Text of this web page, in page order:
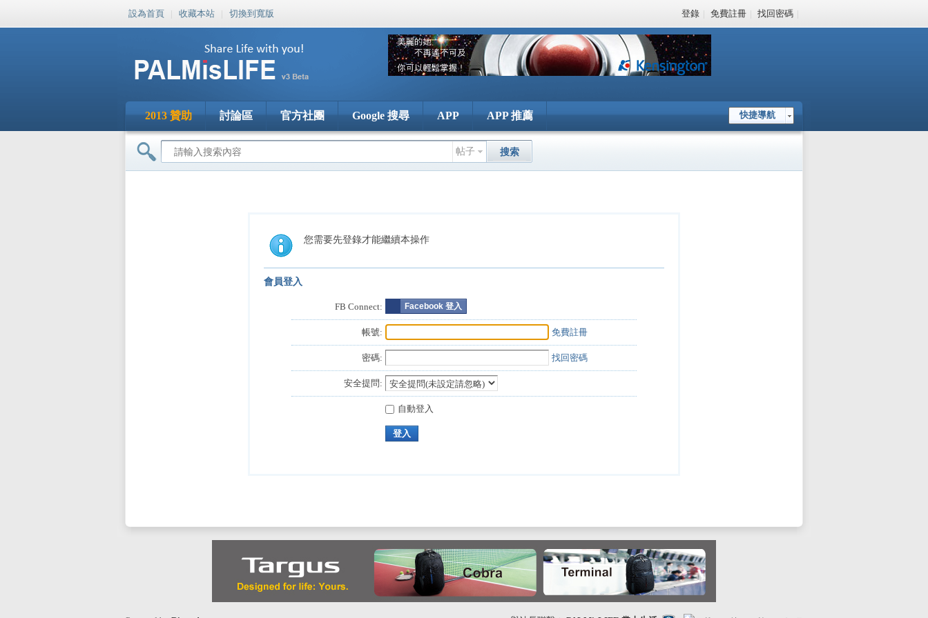
設為首頁 | 收藏本站 | 切換到寬版 登錄 | 免費註冊 | 找回密碼 |
快捷導航
2013 贊助 討論區 官方社團 Google 搜尋 APP APP 推薦
帖子 搜索
您需要先登錄才能繼續本操作
會員登入
FB Connect: Facebook 登入
帳號: 免費註冊
密碼: 找回密碼
安全提問:
自動登入
登入